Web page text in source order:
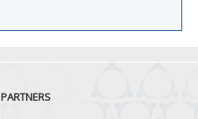
PARTNERS